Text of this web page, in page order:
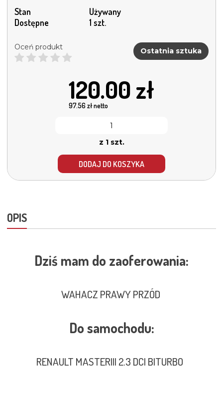
Stan
Używany
Dostępne
1 szt.
Oceń produkt Ostatnia sztuka
120.00 zł
97.56zł netto
z 1 szt.
DODAJ DO KOSZYKA
OPIS
Dziś mam do zaoferowania:
WAHACZ PRAWY PRZÓD
Do samochodu:
RENAULT MASTERIII 2.3 DCI BITURBO